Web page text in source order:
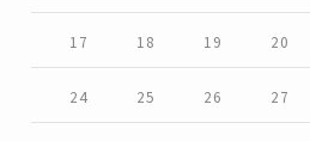
17 18 19 20
24 25 26 27